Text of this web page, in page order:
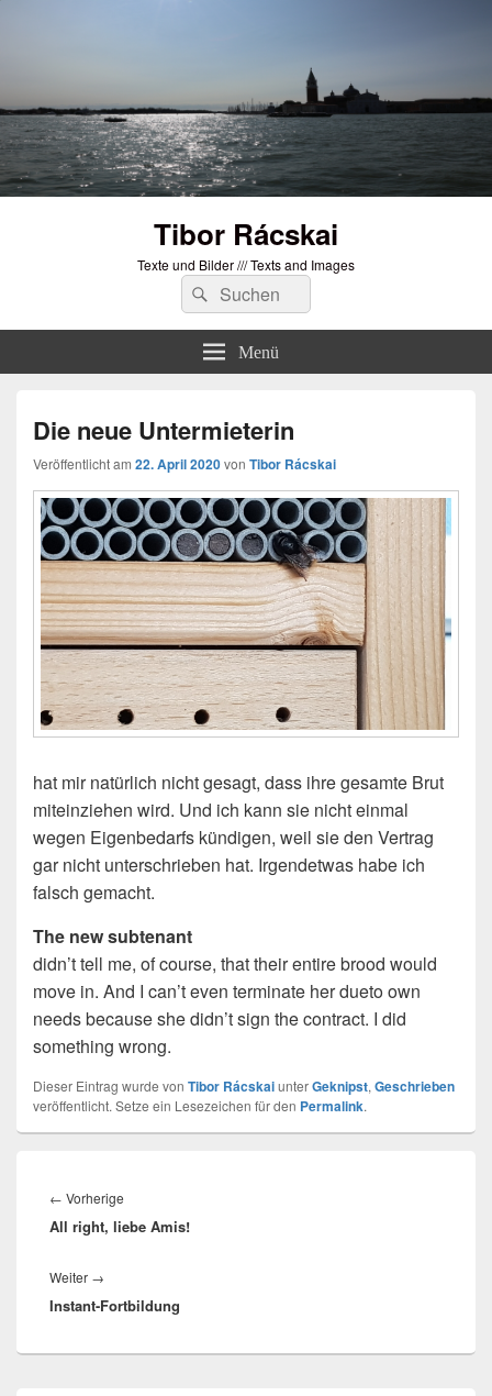
Tibor Rácskai
Texte und Bilder /// Texts and Images
Suchen
nach:
Suchen
Menü
Die neue Untermieterin
Veröffentlicht am 22. April 2020von Tibor Rácskai
hat mir natürlich nicht gesagt, dass ihre gesamte Brut
miteinziehen wird. Und ich kann sie nicht einmal
wegen Eigenbedarfs kündigen, weil sie den Vertrag
gar nicht unterschrieben hat. Irgendetwas habe ich
falsch gemacht.
The new subtenant
didn’t tell me, of course, that their entire brood would
move in. And I can’t even terminate her dueto own
needs because she didn’t sign the contract. I did
something wrong.
Dieser Eintrag wurde von Tibor RácskaiunterGeknipst, Geschrieben
veröffentlicht. Setze ein Lesezeichen für den Permalink.
← Vorherige
Beitrag:
All right, liebe Amis!
Weiter →
Beitrag:
Instant-Fortbildung